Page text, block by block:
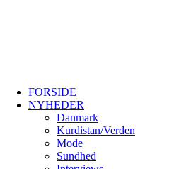
FORSIDE
NYHEDER
Danmark
Kurdistan/Verden
Mode
Sundhed